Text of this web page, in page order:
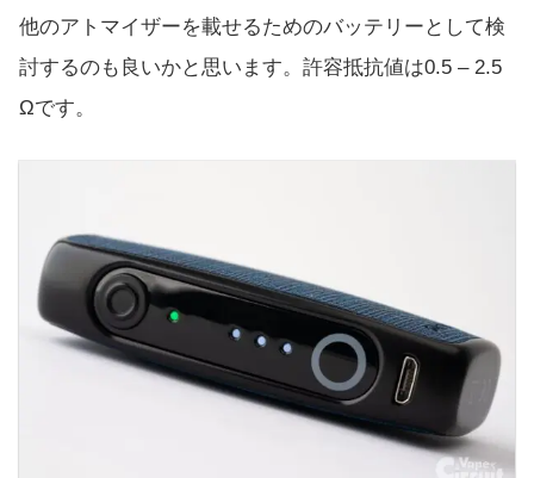
他のアトマイザーを載せるためのバッテリーとして検
討するのも良いかと思います。許容抵抗値は0.5 – 2.5
Ωです。